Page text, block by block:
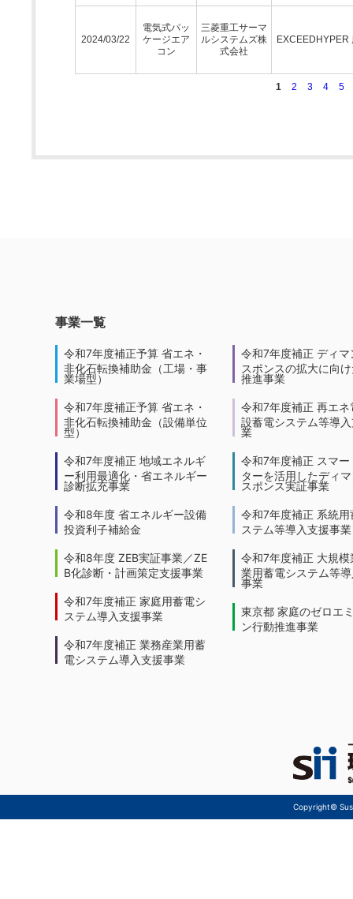
2024/03/22
電気式パッ
ケージエア
コン
三菱重工サーマ
ルシステムズ株
式会社
EXCEEDHYPER
1 2 3 4 5
事業一覧
令和7年度補正予算 省エネ・
非化石転換補助金（工場・事
業場型）
令和7年度補正予算 省エネ・
非化石転換補助金（設備単位
型）
令和7年度補正 地域エネルギ
ー利用最適化・省エネルギー
診断拡充事業
令和8年度 省エネルギー設備
投資利子補給金
令和8年度 ZEB実証事業／ZE
B化診断・計画策定支援事業
令和7年度補正 家庭用蓄電シ
ステム導入支援事業
令和7年度補正 業務産業用蓄
電システム導入支援事業
令和7年度補正 ディマ
スポンスの拡大に向
推進事業
令和7年度補正 再エネ
設蓄電システム等導
業
令和7年度補正 スマー
ターを活用したディ
スポンス実証事業
令和7年度補正 系統用
ステム等導入支援事業
令和7年度補正 大規模
業用蓄電システム等
事業
東京都 家庭のゼロエ
ン行動推進事業
Copyright©